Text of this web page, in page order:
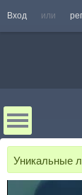
Вход или
Уникальные